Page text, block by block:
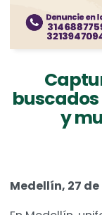
y
Medellín, 27